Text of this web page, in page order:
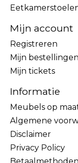
Mijn account
Registreren
Mijn bestellingen
Mijn tickets
Informatie
Meubels op
Algemene
Disclaimer
Privacy Policy
Betaalmethoden